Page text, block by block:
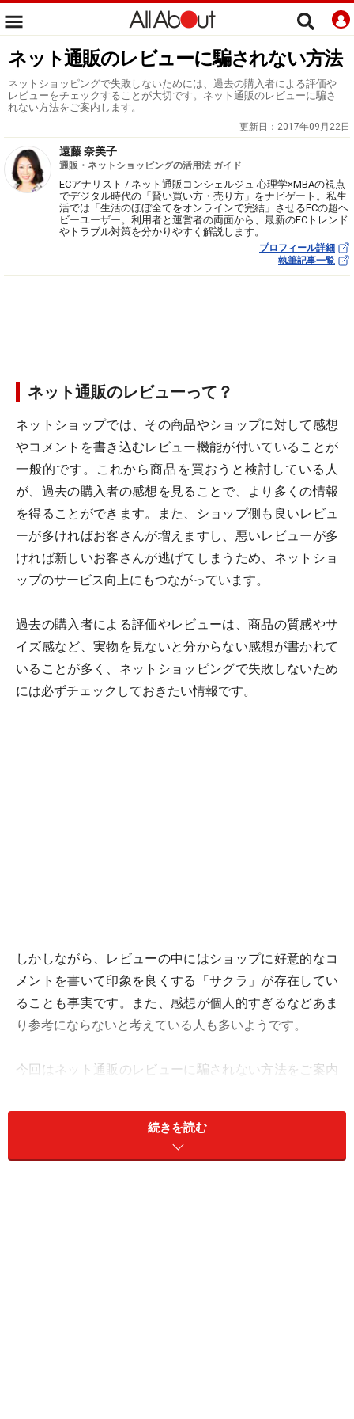
ネット通販のレビューに騙されない方法
ネットショッピングで失敗しないためには、過去の購入者による評価や
レビューをチェックすることが大切です。ネット通販のレビューに騙さ
れない方法をご案内します。
更新日： 2017年09月22日
遠藤 奈美子
通販・ネットショッピングの活用法 ガイド
ECアナリスト / ネット通販コンシェルジュ 心理学×MBAの視点
でデジタル時代の「賢い買い方・売り方」をナビゲート。私生
活では「生活のほぼ全てをオンラインで完結」させるECの超ヘ
ビーユーザー。利用者と運営者の両面から、最新のECトレンド
やトラブル対策を分かりやすく解説します。
プロフィール詳細
執筆記事一覧
ネット通販のレビューって？
ネットショップでは、その商品やショップに対して感想
やコメントを書き込むレビュー機能が付いていることが
一般的です。これから商品を買おうと検討している人
が、過去の購入者の感想を見ることで、より多くの情報
を得ることができます。また、ショップ側も良いレビュ
ーが多ければお客さんが増えますし、悪いレビューが多
ければ新しいお客さんが逃げてしまうため、ネットショ
ップのサービス向上にもつながっています。
過去の購入者による評価やレビューは、商品の質感やサ
イズ感など、実物を見ないと分からない感想が書かれて
いることが多く、ネットショッピングで失敗しないため
には必ずチェックしておきたい情報です。
しかしながら、レビューの中にはショップに好意的なコ
メントを書いて印象を良くする「サクラ」が存在してい
ることも事実です。また、感想が個人的すぎるなどあま
り参考にならないと考えている人も多いようです。
今回はネット通販のレビューに騙されない方法をご案内
ピングを楽しんでください。
続きを読む